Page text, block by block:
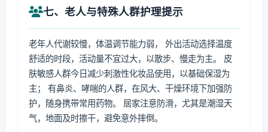
七、老人与特殊人群护理提示
老年人代谢较慢，体温调节能力弱， 外出活动选择温度
舒适的时段，活动量不宜过大，以散步、慢走为主。 皮
肤敏感人群今日减少刺激性化妆品使用，以基础保湿为
主； 有鼻炎、哮喘的人群，在风大、干燥环境下加强防
护，随身携带常用药物。 居家注意防滑，尤其是潮湿天
气，地面及时擦干，避免意外摔倒。